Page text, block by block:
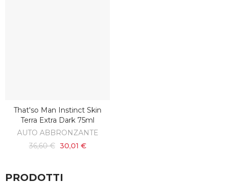
AGGIUNGI AL CARRELLO
That'so Man Instinct Skin
Terra Extra Dark 75ml
AUTO ABBRONZANTE
36,60 € 30,01 €
PRODOTTI